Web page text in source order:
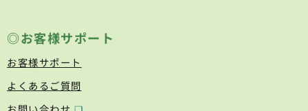
◎お客様サポート
お客様サポート
よくあるご質問